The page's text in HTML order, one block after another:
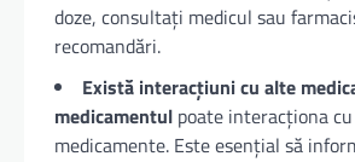
doze, consultați medicul sau
recomandări.
Există interacțiuni cu alte
medicamentul poate interacționa
medicamente. Este esențial să